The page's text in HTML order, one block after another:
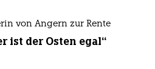
von Angern zur Rente
ist der Osten egal“